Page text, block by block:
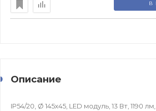
В
Описание
IP54/20, Ø 145х45, LED модуль, 13 Вт, 1190